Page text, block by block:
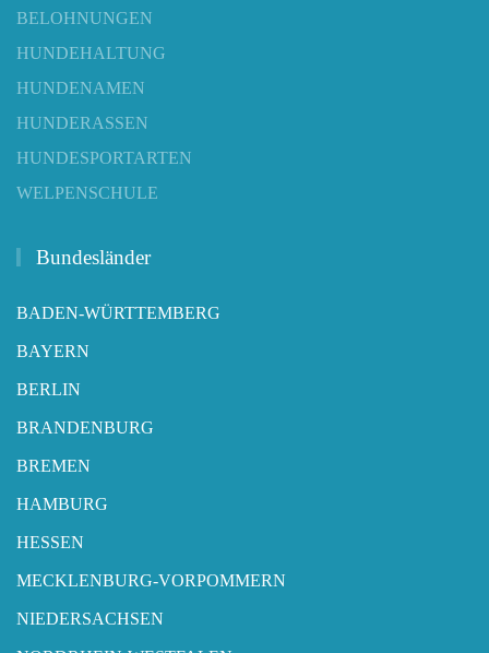
BELOHNUNGEN
HUNDEHALTUNG
HUNDENAMEN
HUNDERASSEN
HUNDESPORTARTEN
WELPENSCHULE
Bundesländer
BADEN-WÜRTTEMBERG
BAYERN
BERLIN
BRANDENBURG
BREMEN
HAMBURG
HESSEN
MECKLENBURG-VORPOMMERN
NIEDERSACHSEN